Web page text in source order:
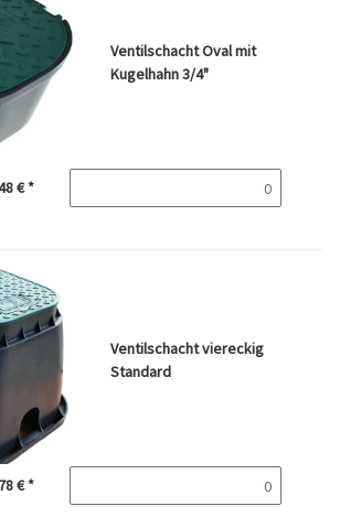
Ventilschacht Oval mit
Kugelhahn 3/4"
€*
Ventilschacht viereckig
Standard
€*